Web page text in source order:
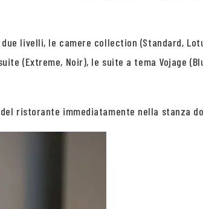
livelli, le camere collection (Standard,
(Extreme, Noir), le suite a tema Vojage
ristorante immediatamente nella stanza